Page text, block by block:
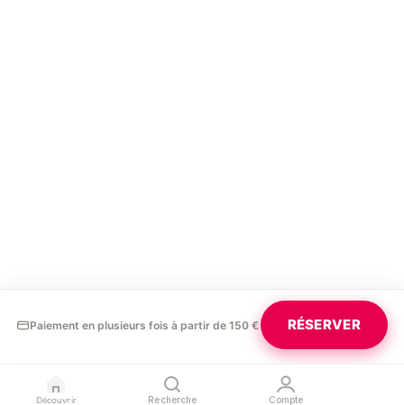
Découvrir Recherche Compte
Paiement en plusieurs fois à partir de 150 € RÉSERVER